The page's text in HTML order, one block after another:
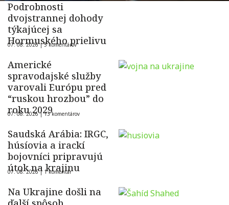
Podrobnosti
dvojstrannej dohody
týkajúcej sa
Hormuského prielivu
07. 08. 2026 |5 komentárov
Americké
spravodajské služby
varovali Európu pred
“ruskou hrozbou” do
roku 2029
07. 08. 2026 |13 komentárov
Saudská Arábia: IRGC,
húsíovia a irackí
bojovníci pripravujú
útok na krajinu
07. 08. 2026 | 1 komentár
Na Ukrajine došli na